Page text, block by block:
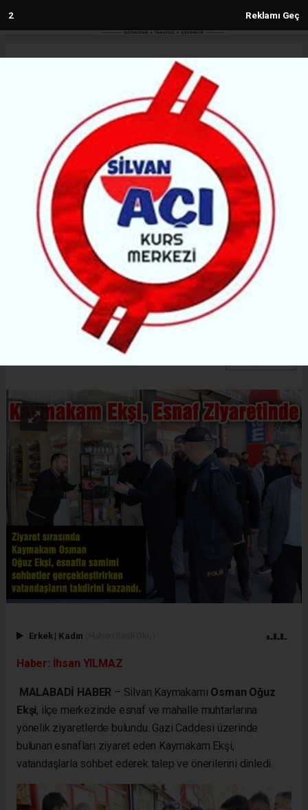
Kaymakam Ekşi’den Esnaf ve
Mahalle Muhtarlarına Ziyaret
SILVAN
(MH) - MALABADİ HABER | 12.03.2026 - 11:19, Güncelleme: 12.03.2026 - 11:19
35081+ kez okundu.
Silvan Kaymakamı Osman Oğuz Ekşi, ilçe
merkezinde esnaf ve mahalle muhtarlarını ziyaret
ederek vatandaşların talep ve sorunlarını dinledi.
Ziyaret sırasında bir vatandaş APP plaka
uygulamasıyla ilgili yaşadığı mağduriyeti de dile
Erkek | Kadın
Haber: İhsan YILMAZ
MALABADİ HABER – Silvan Kaymakamı Osman Oğuz
Ekşi, ilçe merkezinde esnaf ve mahalle muhtarlarına
yönelik ziyaretlerde bulundu. Gazi Caddesi üzerinde
bulunan esnafları ziyaret eden Kaymakam Ekşi,
vatandaşlarla sohbet ederek talep ve önerilerini dinledi.